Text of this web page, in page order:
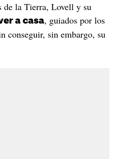
de la Tierra, Lovell y su
a casa, guiados por los
conseguir, sin embargo, su